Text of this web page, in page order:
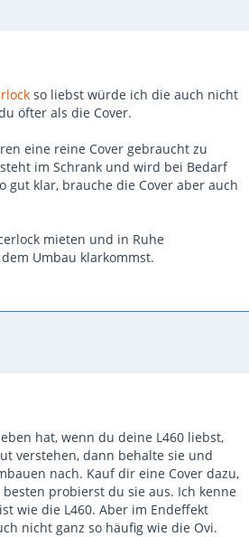
so liebst würde ich die auch nicht
öfter als die Cover.
eine reine Cover gebraucht zu
im Schrank und wird bei Bedarf
gut klar, brauche die Cover aber auch
mieten und in Ruhe
Umbau klarkommst.
hat, wenn du deine L460 liebst,
verstehen, dann behalte sie und
nach. Kauf dir eine Cover dazu,
probierst du sie aus. Ich kenne
wie die L460. Aber im Endeffekt
nicht ganz so häufig wie die Ovi.